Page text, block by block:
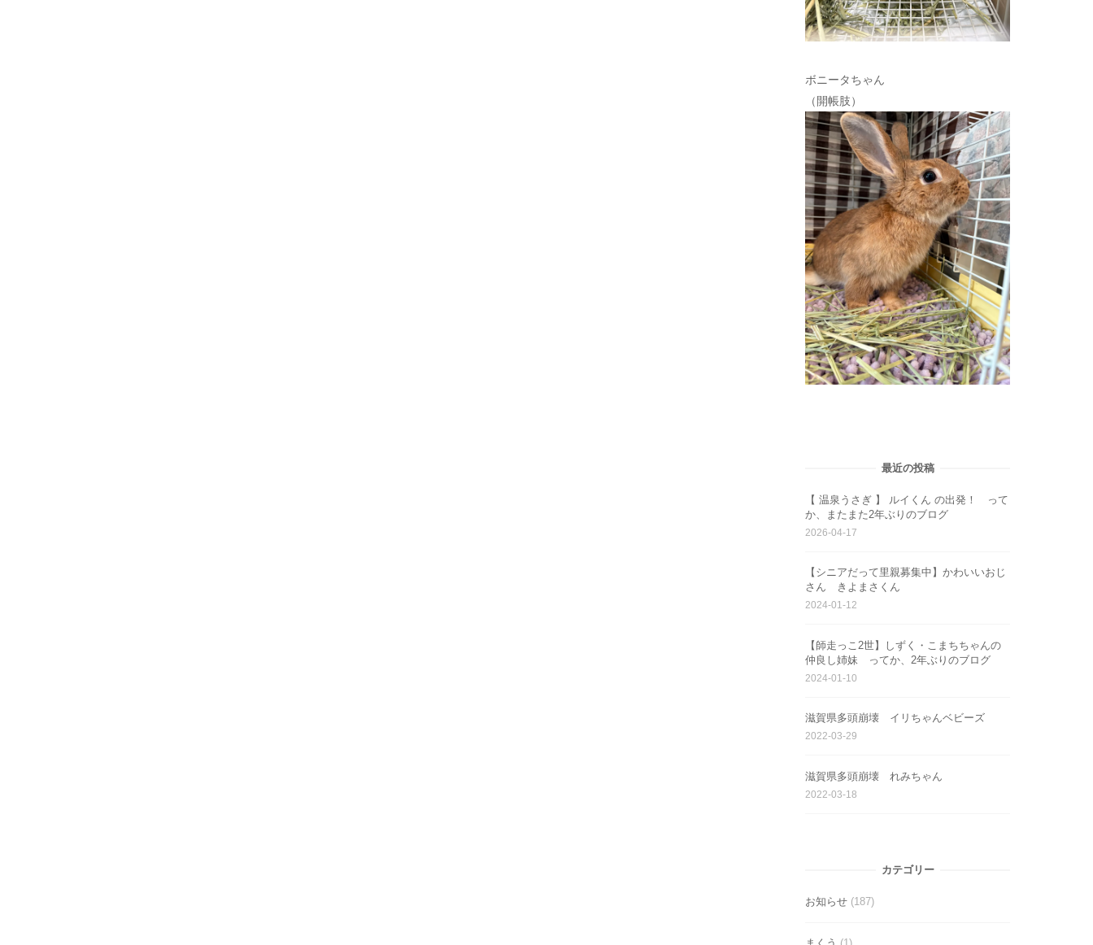
ボニータちゃん
（開帳肢）
最近の投稿
【 温泉うさぎ 】 ルイくん の出発！ って
か、またまた2年ぶりのブログ
2026-04-17
【シニアだって里親募集中】かわいいおじ
さん きよまさくん
2024-01-12
【師走っこ2世】しずく・こまちちゃんの
仲良し姉妹 ってか、2年ぶりのブログ
2024-01-10
滋賀県多頭崩壊 イリちゃんベビーズ
2022-03-29
滋賀県多頭崩壊 れみちゃん
2022-03-18
カテゴリー
お知らせ (187)